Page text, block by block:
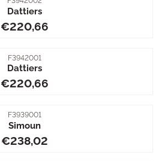
Dattiers
Prijs: 220,66
€220,66
Artikelnummer
F3942001
Dattiers
Prijs: 220,66
€220,66
Artikelnummer
F3939001
Simoun
Prijs: 238,02
€238,02